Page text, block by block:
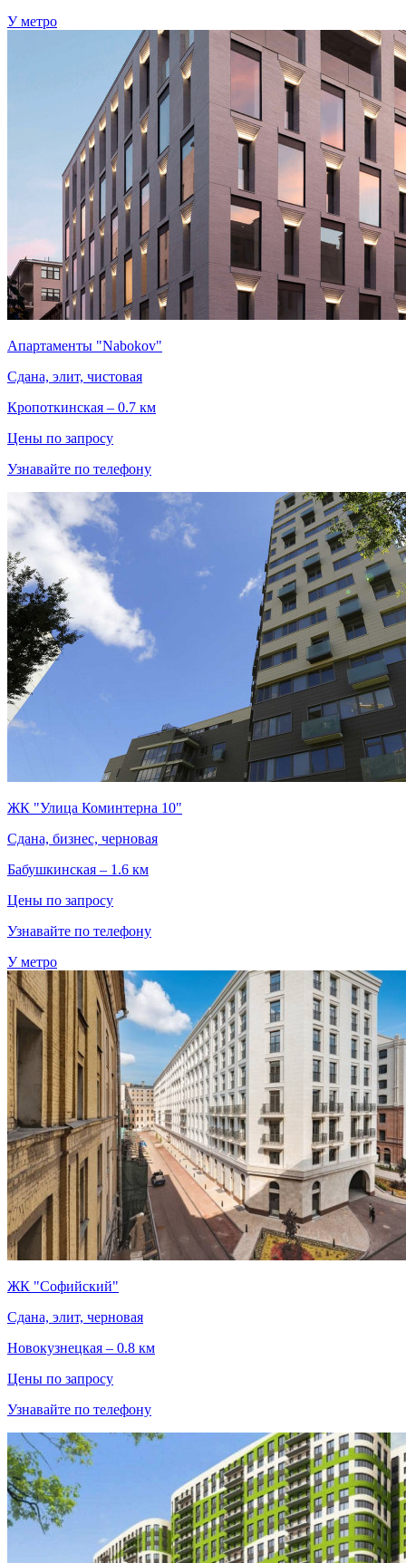
У метро
Апартаменты "Nabokov"
Сдана, элит, чистовая
Кропоткинская – 0.7 км
Цены по запросу
Узнавайте по телефону
ЖК "Улица Коминтерна 10"
Сдана, бизнес, черновая
Бабушкинская – 1.6 км
Цены по запросу
Узнавайте по телефону
У метро
ЖК "Софийский"
Сдана, элит, черновая
Новокузнецкая – 0.8 км
Цены по запросу
Узнавайте по телефону